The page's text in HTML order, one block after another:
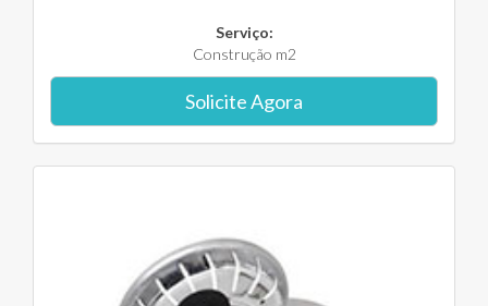
Serviço:
Construção m2
Solicite Agora